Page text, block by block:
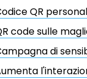
QR
code sulle
di